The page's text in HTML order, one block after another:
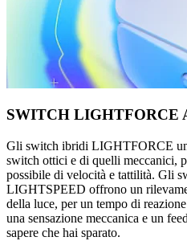
SWITCH LIGHTFORCE
Gli switch ibridi LIGHTFORCE
switch ottici e di quelli meccanici,
possibile di velocità e tattilità. Gli
LIGHTSPEED offrono un
della luce, per un tempo di
una sensazione meccanica e un
sapere che hai sparato.